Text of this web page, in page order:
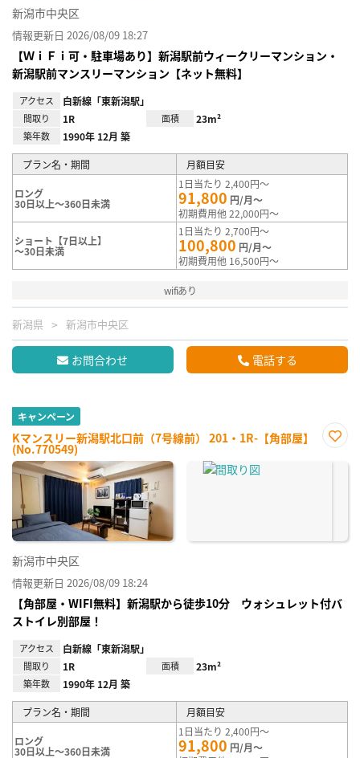
新潟市中央区
情報更新日 2026/08/09 18:27
【ＷｉＦｉ可・駐車場あり】新潟駅前ウィークリーマンション・
新潟駅前マンスリーマンション【ネット無料】
アクセス 白新線「東新潟駅」
間取り 1R 面積 23m²
築年数 1990年 12月 築
プラン名・期間 月額目安
ロング
30日以上～360日未満
1日当たり 2,400円～
91,800 円/月～
初期費用他 22,000円～
ショート【7日以上】
～30日未満
1日当たり 2,700円～
100,800 円/月～
初期費用他 16,500円～
wifiあり
新潟県 新潟市中央区
お問合わせ 電話する
キャンペーン
Kマンスリー新潟駅北口前（7号線前） 201・1R-【角部屋】
(No.770549)
に入
新潟市中央区
情報更新日 2026/08/09 18:24
【角部屋・WIFI無料】新潟駅から徒歩10分 ウォシュレット付バ
ストイレ別部屋！
アクセス 白新線「東新潟駅」
間取り 1R 面積 23m²
築年数 1990年 12月 築
プラン名・期間 月額目安
ロング
30日以上～360日未満
1日当たり 2,400円～
91,800 円/月～